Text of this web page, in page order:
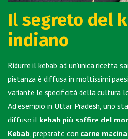
Il segreto del
indiano
Ridurre il kebab ad un’unica ricetta
pietanza è diffusa in moltissimi
variante le specificità della cultura
Ad esempio in Uttar Pradesh, uno
diffuso il kebab più soffice del
Kebab, preparato con carne